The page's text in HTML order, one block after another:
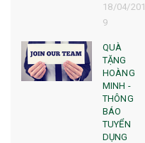
18/04/201
9
QUÀ
TẶNG
HOÀNG
MINH -
THÔNG
BÁO
TUYỂN
DỤNG